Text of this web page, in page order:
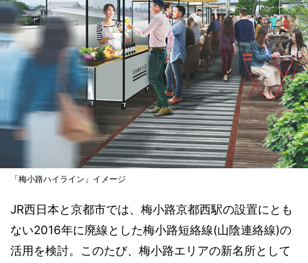
「梅小路ハイライン」イメージ
JR西日本と京都市では、梅小路京都西駅の設置にとも
ない2016年に廃線とした梅小路短絡線(山陰連絡線)の
活用を検討。このたび、梅小路エリアの新名所として